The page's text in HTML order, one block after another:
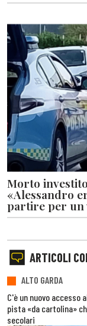
Morto
«Alessandro
partire per un
ARTICOLI
ALTO GARDA
C'è un nuovo accesso
pista «da cartolina»
secolari